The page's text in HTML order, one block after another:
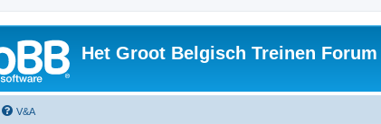
Het Groot Belgisch Treinen Forum
V&A